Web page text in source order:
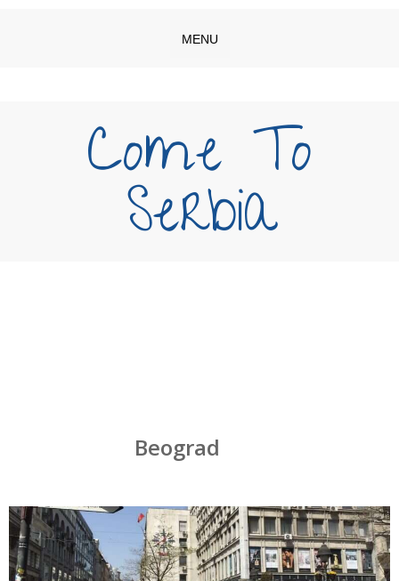
MENU
Come To
Serbia
Beograd